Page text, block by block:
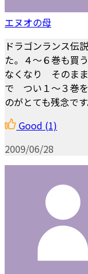
エヌオの母
ドラゴンランス伝
た。４～６巻も買
なくなり そのま
で つい１～３巻
のがとても残念で
Good (1)
2009/06/28